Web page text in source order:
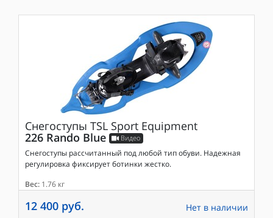
Снегоступы TSL Sport Equipment
226 Rando Blue Видео
Снегоступы рассчитанный под любой тип обуви. Надежная
регулировка фиксирует ботинки жестко.
Вес: 1.76 кг
12 400 руб. Нет в наличии